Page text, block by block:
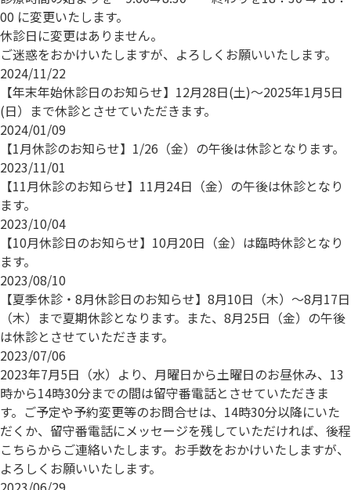
00 に変更いたします。
休診日に変更はありません。
ご迷惑をおかけいたしますが、よろしくお願いいたします。
2024/11/22
【年末年始休診日のお知らせ】12月28日(土)～2025年1月5日
(日）まで休診とさせていただきます。
2024/01/09
【1月休診のお知らせ】1/26（金）の午後は休診となります。
2023/11/01
【11月休診のお知らせ】11月24日（金）の午後は休診となり
ます。
2023/10/04
【10月休診日のお知らせ】10月20日（金）は臨時休診となり
ます。
2023/08/10
【夏季休診・8月休診日のお知らせ】8月10日（木）〜8月17日
（木）まで夏期休診となります。また、8月25日（金）の午後
は休診とさせていただきます。
2023/07/06
2023年7月5日（水）より、月曜日から土曜日のお昼休み、13
時から14時30分までの間は留守番電話とさせていただきま
す。ご予定や予約変更等のお問合せは、14時30分以降にいた
だくか、留守番電話にメッセージを残していただければ、後程
こちらからご連絡いたします。お手数をおかけいたしますが、
よろしくお願いいたします。